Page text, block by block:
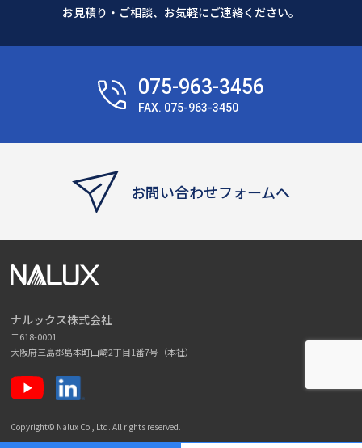
お見積り・ご相談、お気軽にご連絡ください。
075-963-3456
FAX. 075-963-3450
お問い合わせフォームへ
ナルックス株式会社
〒618-0001
大阪府三島郡島本町山崎2丁目1番7号（本社）
Copyright© Nalux Co., Ltd. All rights reserved.